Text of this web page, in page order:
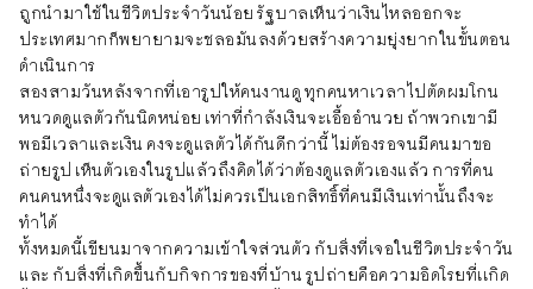
ถูกนำมาใช้ในชีวิตประจำวันน้อย รัฐบาลเห็นว่าเงินไหลออกจะ
ประเทศมากก็พยายามจะชลอมันลงด้วยสร้างความยุ่งยากในขั้นตอน
ดำเนินการ
สองสามวันหลังจากที่เอารูปให้คนงานดู ทุกคนหาเวลาไปตัดผมโกน
หนวดดูแลตัวกันนิดหน่อย เท่าที่กำลังเงินจะเอื้ออำนวย ถ้าพวกเขามี
พอมีเวลาและเงิน คงจะดูแลตัวได้กันดีกว่านี้ ไม่ต้องรอจนมีคนมาขอ
ถ่ายรูป เห็นตัวเองในรูปแล้วถึงคิดได้ว่าต้องดูแลตัวเองแล้ว การที่คน
คนคนหนึ่งจะดูแลตัวเองได้ไม่ควรเป็นเอกสิทธิ์ที่คนมีเงินเท่านั้นถึงจะ
ทำได้
ทั้งหมดนี้เขียนมาจากความเข้าใจส่วนตัว กับสิ่งที่เจอในชีวิตประจำวัน
และ กับสิ่งที่เกิดขึ้นกับกิจการของที่บ้าน รูปถ่ายคือความอิดโรยที่เเกิด